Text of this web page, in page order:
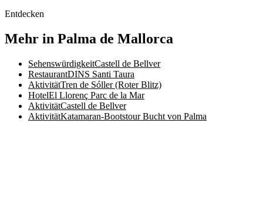
Entdecken
Mehr in Palma de Mallorca
SehenswürdigkeitCastell de Bellver
RestaurantDINS Santi Taura
AktivitätTren de Sóller (Roter Blitz)
HotelEl Llorenç Parc de la Mar
AktivitätCastell de Bellver
AktivitätKatamaran-Bootstour Bucht von Palma